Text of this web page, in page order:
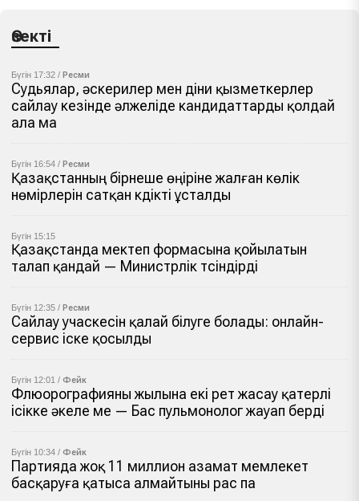
Өзекті
Бүгін 17:32 / Ресми
Судьялар, әскерилер мен діни қызметкерлер
сайлау кезінде әлжеліде кандидаттарды қолдай
ала ма
Бүгін 16:54 / Ресми
Қазақстанның бірнеше өңіріне жалған көлік
нөмірлерін сатқан күдікті ұсталды
Бүгін 15:15
Қазақстанда мектеп формасына қойылатын
талап қандай — Министрлік түсіндірді
Бүгін 12:35 / Ресми
Сайлау учаскесін қалай білуге болады: онлайн-
сервис іске қосылды
Бүгін 12:01 / Фейк
Флюорографияны жылына екі рет жасау қатерлі
ісікке әкеле ме — Бас пульмонолог жауап берді
Бүгін 10:34 / Фейк
Партияда жоқ 11 миллион азамат мемлекет
басқаруға қатыса алмайтыны рас па